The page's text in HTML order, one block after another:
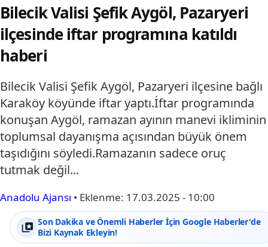
Bilecik Valisi Şefik Aygöl, Pazaryeri
ilçesinde iftar programına katıldı
haberi
Bilecik Valisi Şefik Aygöl, Pazaryeri ilçesine bağlı
Karaköy köyünde iftar yaptı.İftar programında
konuşan Aygöl, ramazan ayının manevi ikliminin
toplumsal dayanışma açısından büyük önem
taşıdığını söyledi.Ramazanın sadece oruç
tutmak değil...
Anadolu Ajansı • Eklenme: 17.03.2025 - 10:00
Son Dakika ve Önemli Haberler İçin Google Haberler'de
Bizi Kaynak Ekleyin!